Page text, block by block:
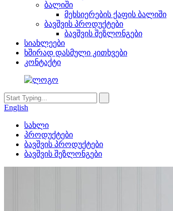
ბალიში
მეხსიერების ქაფის ბალიში
ბავშვის პროდუქტები
ბავშვის შეზლონგები
სიახლეები
ხშირად დასმული კითხვები
კონტაქტი
English
სახლი
პროდუქტები
ბავშვის პროდუქტები
ბავშვის შეზლონგები